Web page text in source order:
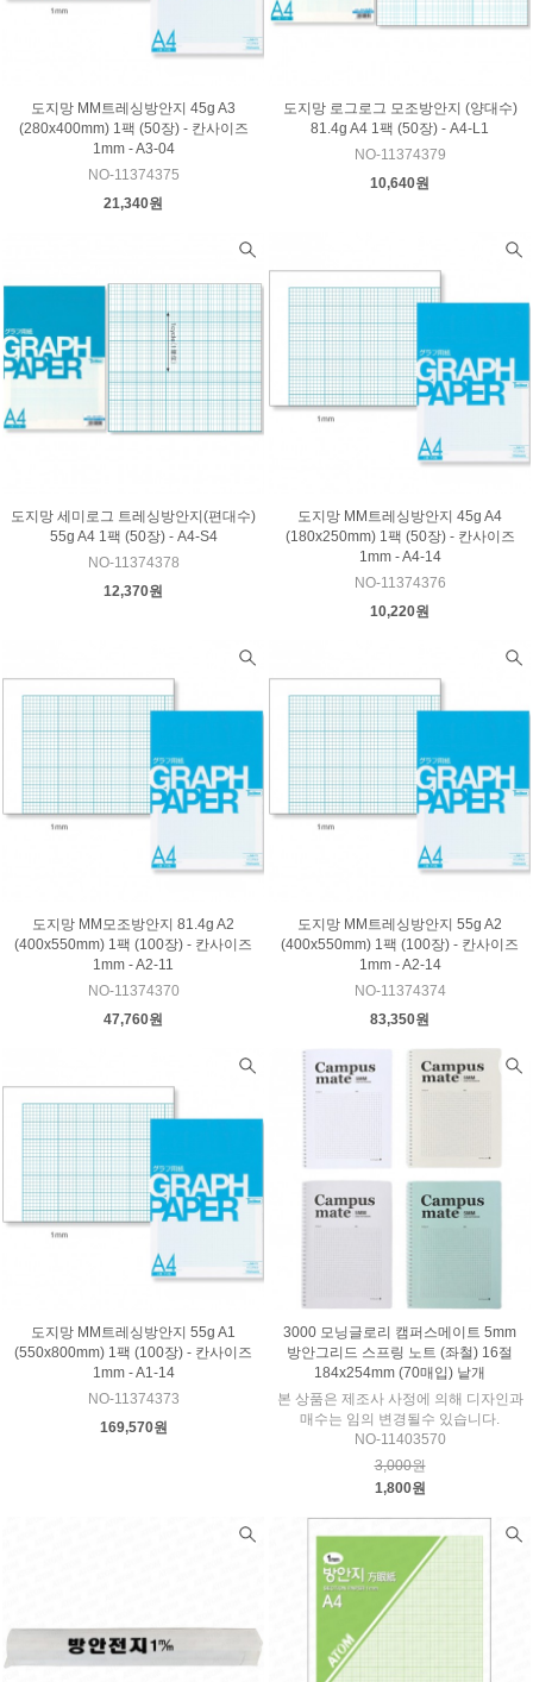
도지망 MM트레싱방안지 45g A3
(280x400mm) 1팩 (50장) - 칸사이즈
1mm - A3-04
NO-11374375
21,340원
도지망 로그로그 모조방안지 (양대수)
81.4g A4 1팩 (50장) - A4-L1
NO-11374379
10,640원
도지망 세미로그 트레싱방안지(편대수)
55g A4 1팩 (50장) - A4-S4
NO-11374378
12,370원
도지망 MM트레싱방안지 45g A4
(180x250mm) 1팩 (50장) - 칸사이즈
1mm - A4-14
NO-11374376
10,220원
도지망 MM모조방안지 81.4g A2
(400x550mm) 1팩 (100장) - 칸사이즈
1mm - A2-11
NO-11374370
47,760원
도지망 MM트레싱방안지 55g A2
(400x550mm) 1팩 (100장) - 칸사이즈
1mm - A2-14
NO-11374374
83,350원
도지망 MM트레싱방안지 55g A1
(550x800mm) 1팩 (100장) - 칸사이즈
1mm - A1-14
NO-11374373
169,570원
3000 모닝글로리 캠퍼스메이트 5mm
방안그리드 스프링 노트 (좌철) 16절
184x254mm (70매입) 낱개
본 상품은 제조사 사정에 의해 디자인과
매수는 임의 변경될수 있습니다.
NO-11403570
3,000원
1,800원